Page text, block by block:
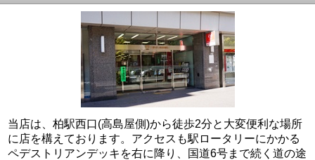
当店は、柏駅西口(高島屋側)から徒歩2分と大変便利な場所
に店を構えております。アクセスも駅ロータリーにかかる
ペデストリアンデッキを右に降り、国道6号まで続く道の途